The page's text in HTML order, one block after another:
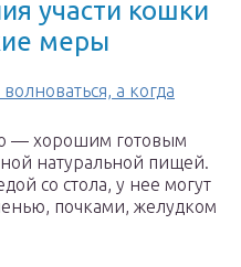
участи кошки
меры
а когда
— хорошим готовым
натуральной пищей.
со стола, у нее могут
почками, желудком